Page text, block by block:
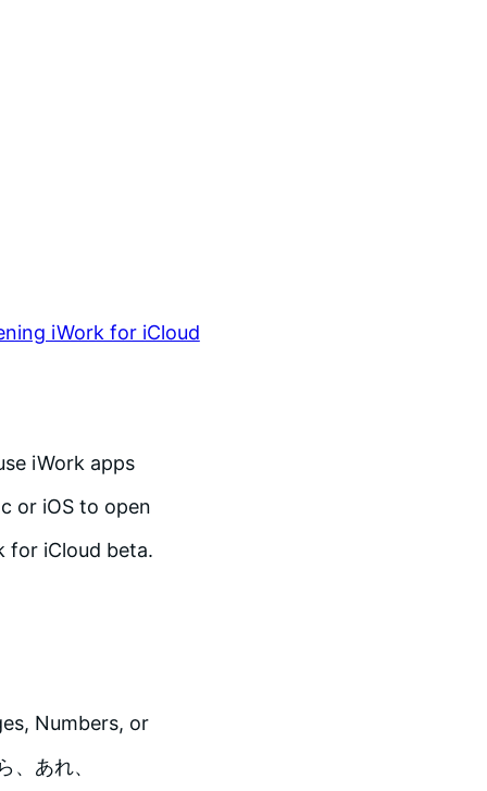
iWork for iCloud
iWork apps
or iOS to open
for iCloud beta.
Numbers, or
あれ、